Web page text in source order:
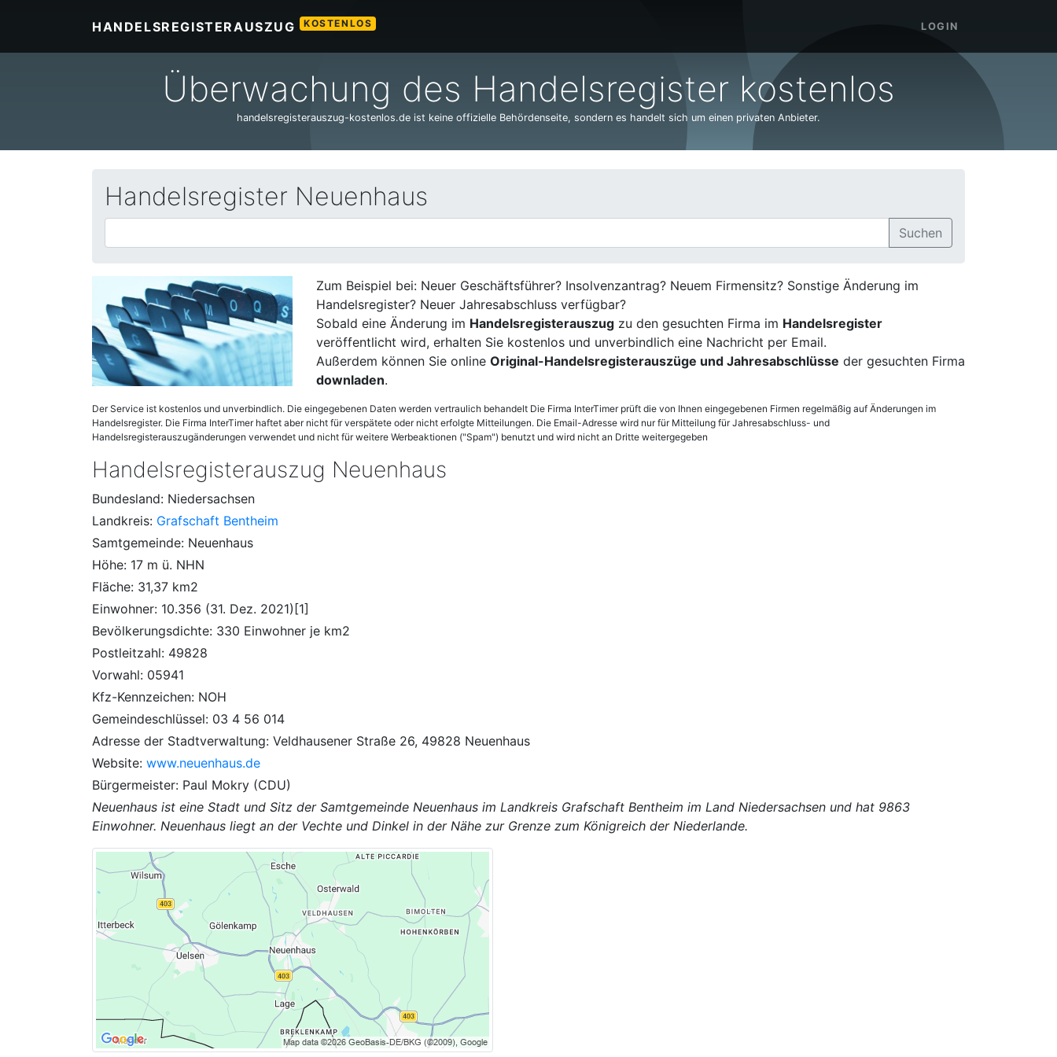
HANDELSREGISTERAUSZUG KOSTENLOS LOGIN
Überwachung des Handelsregister kostenlos
handelsregisterauszug-kostenlos.de ist keine offizielle Behördenseite, sondern es handelt sich um einen privaten Anbieter.
Handelsregister Neuenhaus
Suchen
Zum Beispiel bei: Neuer Geschäftsführer? Insolvenzantrag? Neuem Firmensitz? Sonstige Änderung im
Handelsregister? Neuer Jahresabschluss verfügbar?
Sobald eine Änderung im Handelsregisterauszug zu den gesuchten Firma im Handelsregister
veröffentlicht wird, erhalten Sie kostenlos und unverbindlich eine Nachricht per Email.
Außerdem können Sie online Original-Handelsregisterauszüge und Jahresabschlüsse der gesuchten Firma
downladen.
Der Service ist kostenlos und unverbindlich. Die eingegebenen Daten werden vertraulich behandelt Die Firma InterTimer prüft die von Ihnen eingegebenen Firmen regelmäßig auf Änderungen im
Handelsregister. Die Firma InterTimer haftet aber nicht für verspätete oder nicht erfolgte Mitteilungen. Die Email-Adresse wird nur für Mitteilung für Jahresabschluss- und
Handelsregisterauszugänderungen verwendet und nicht für weitere Werbeaktionen ("Spam") benutzt und wird nicht an Dritte weitergegeben
Handelsregisterauszug Neuenhaus
Bundesland: Niedersachsen
Landkreis: Grafschaft Bentheim
Samtgemeinde: Neuenhaus
Höhe: 17 m ü. NHN
Fläche: 31,37 km2
Einwohner: 10.356 (31. Dez. 2021)[1]
Bevölkerungsdichte: 330 Einwohner je km2
Postleitzahl: 49828
Vorwahl: 05941
Kfz-Kennzeichen: NOH
Gemeindeschlüssel: 03 4 56 014
Adresse der Stadtverwaltung: Veldhausener Straße 26, 49828 Neuenhaus
Website: www.neuenhaus.de
Bürgermeister: Paul Mokry (CDU)
Neuenhaus ist eine Stadt und Sitz der Samtgemeinde Neuenhaus im Landkreis Grafschaft Bentheim im Land Niedersachsen und hat 9863
Einwohner. Neuenhaus liegt an der Vechte und Dinkel in der Nähe zur Grenze zum Königreich der Niederlande.